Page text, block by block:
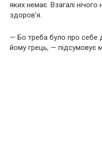
яких немає. Взагалі нічого
здоров’я.
— Бо треба було про себе
йому грець, — підсумовує